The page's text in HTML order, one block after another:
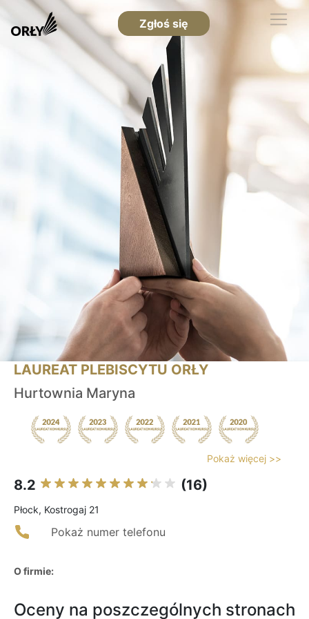
Zgłoś się
LAUREAT PLEBISCYTU ORŁY
Hurtownia Maryna
Pokaż więcej >>
8.2 (16)
Płock, Kostrogaj 21
Pokaż numer telefonu
O firmie:
Oceny na poszczególnych stronach